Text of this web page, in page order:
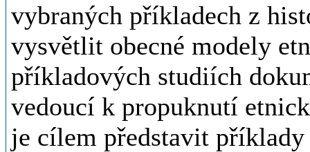
vybraných příkladech z
vysvětlit obecné modely
příkladových studiích
vedoucí k propuknutí
je cílem představit